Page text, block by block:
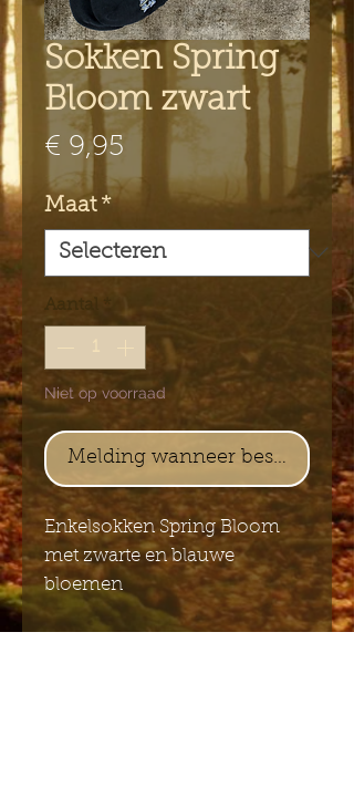
Sokken Spring
Bloom zwart
€ 9,95 Prijs
Maat *
Aantal
Niet op voorraad
Melding wanneer beschikbaar
Enkelsokken Spring Bloom
met zwarte en blauwe
bloemen